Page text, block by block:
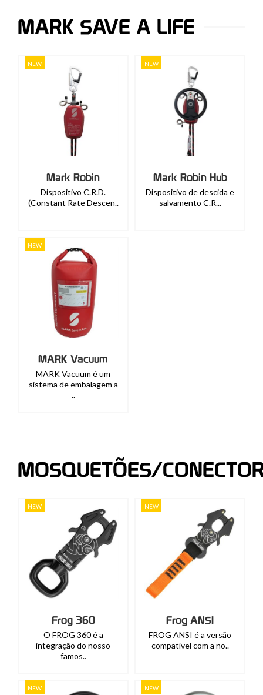
MARK SAVE A LIFE
NEW
Mark Robin
Dispositivo C.R.D.
(Constant Rate Descen..
NEW
Mark Robin Hub
Dispositivo de descida e
salvamento C.R...
NEW
MARK Vacuum
MARK Vacuum é um
sistema de embalagem a
..
MOSQUETÕES/
NEW
Frog 360
O FROG 360 é a
integração do nosso
famos..
NEW
Frog ANSI
FROG ANSI é a versão
compatível com a no..
NEW NEW